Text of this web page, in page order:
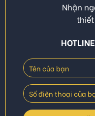
Nhận
thiết